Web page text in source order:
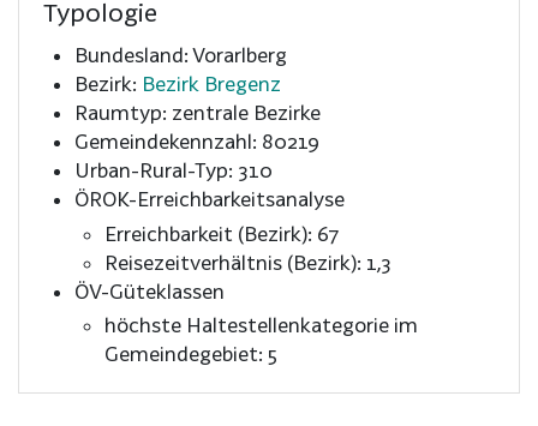
Typologie
Bundesland: Vorarlberg
Bezirk: Bezirk Bregenz
Raumtyp: zentrale Bezirke
Gemeindekennzahl: 80219
Urban-Rural-Typ: 310
ÖROK-Erreichbarkeitsanalyse
Erreichbarkeit (Bezirk): 67
Reisezeitverhältnis (Bezirk): 1,3
ÖV-Güteklassen
höchste Haltestellenkategorie im
Gemeindegebiet: 5